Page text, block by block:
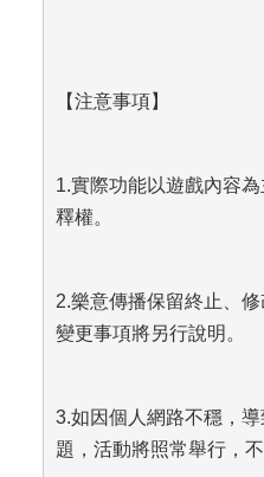
【注意事項】
1.實際功能以遊戲內容
釋權。
2.樂意傳播保留終止、
變更事項將另行說明。
3.如因個人網路不穩，
題，活動將照常舉行，不